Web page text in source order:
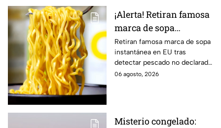
¡Alerta! Retiran famosa
marca de sopa
instantánea por riesgo
de reacciones mortales
Retiran famosa marca de sopa
instantánea en EU tras
detectar pescado no declarado
en la etiqueta, lo que podría
06 agosto, 2026
Misterio congelado: